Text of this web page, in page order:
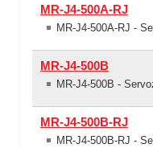
MR-J4-500A-RJ
MR-J4-500A-RJ -
MR-J4-500B
MR-J4-500B -
MR-J4-500B-RJ
MR-J4-500B-RJ -